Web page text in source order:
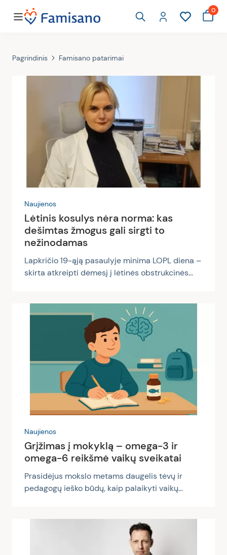
0
Pagrindinis Famisano patarimai
Naujienos
Lėtinis kosulys nėra norma: kas
dešimtas žmogus gali sirgti to
nežinodamas
Lapkričio 19-ąją pasaulyje minima LOPL diena –
skirta atkreipti dėmesį į lėtinės obstrukcinės
sulėtinti jos eigą. Gydytojos pulmonologės
Gabrielės Čepulytės-Višinskienės teigimu, šia
liga gali sirgti net nežinant – tai ypač aktualu
ilgą laiką rūkiusiems ar kenksmingomis
sąlygomis dirbantiems žmonėms. Daugiau nei
70 proc. atvejų – nediagnozuoti „LOPL – tai liga,
apie kurią vis dar žino per mažai žmonių....
Naujienos
Grįžimas į mokyklą – omega-3 ir
omega-6 reikšmė vaikų sveikatai
Prasidėjus mokslo metams daugelis tėvų ir
pedagogų ieško būdų, kaip palaikyti vaikų
daugiausiai tyrinėtų maistinių medžiagų,
susijusių su kognityvine sveikata, patenka
omega-3 ir omega-6 riebalų rūgštys. Kodėl